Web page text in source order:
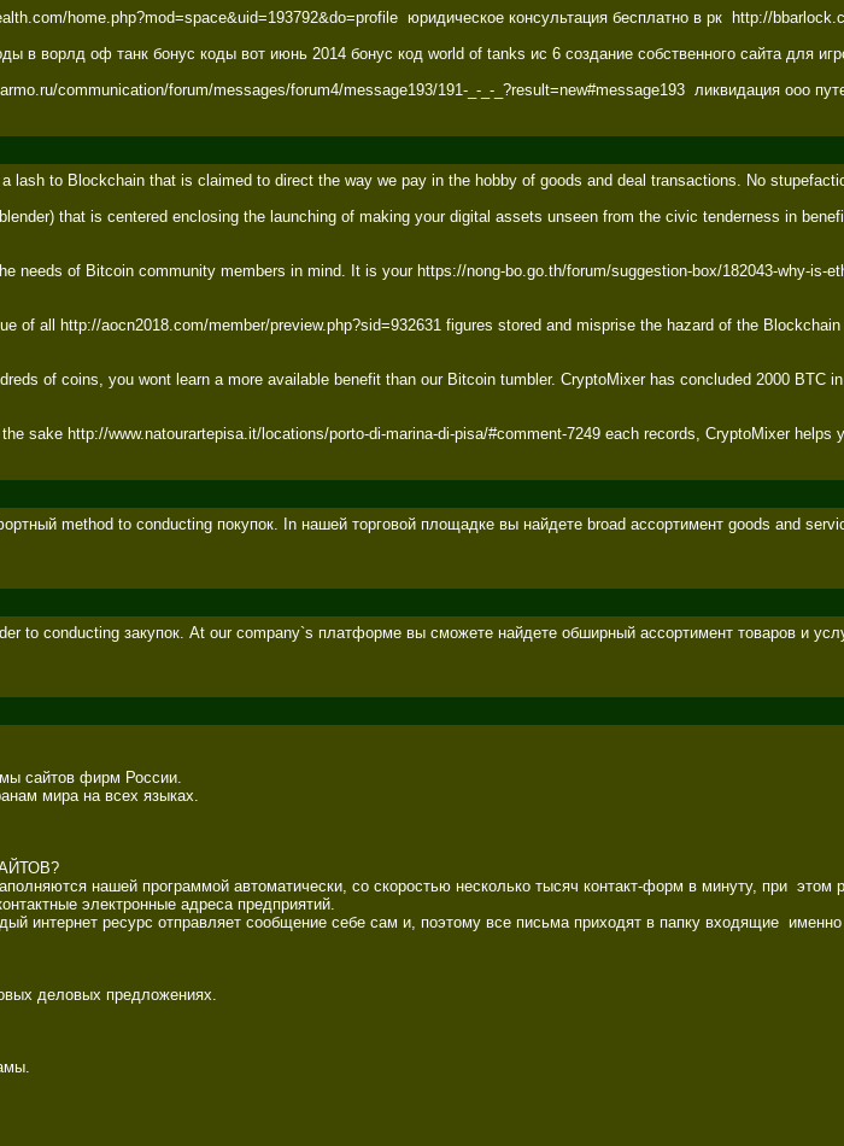
home.php?mod=space&uid=193792&do=profile  юридическое консультация бесплатно в рк  http://
в ворлд оф танк бонус коды вот июнь 2014 бонус код world of tanks ис 6 создание собственного сайта для
communication/forum/messages/forum4/message193/191-_-_-_?result=new#message193  ликвидация ооо
to Blockchain that is claimed to direct the way we pay in the hobby of goods and deal transactions. No
that is centered enclosing the launching of making your digital assets unseen from the civic tenderness in
needs of Bitcoin community members in mind. It is your https://nong-bo.go.th/forum/suggestion-box/182043-why-
of all http://aocn2018.com/member/preview.php?sid=932631 figures stored and misprise the hazard of the
of coins, you wont learn a more available benefit than our Bitcoin tumbler. CryptoMixer has concluded 2000
sake http://www.natourartepisa.it/locations/porto-di-marina-di-pisa/#comment-7249 each records, CryptoMixer
method to conducting покупок. In нашей торговой площадке вы найдете broad ассортимент goods and
to conducting закупок. At our company`s платформе вы сможете найдете обширный ассортимент товаров и
сайтов фирм России.
мира на всех языках.
нашей программой автоматически, со скоростью несколько тысяч контакт-форм в минуту, при
электронные адреса предприятий.
интернет ресурс отправляет сообщение себе сам и, поэтому все письма приходят в папку входящие
деловых предложениях.